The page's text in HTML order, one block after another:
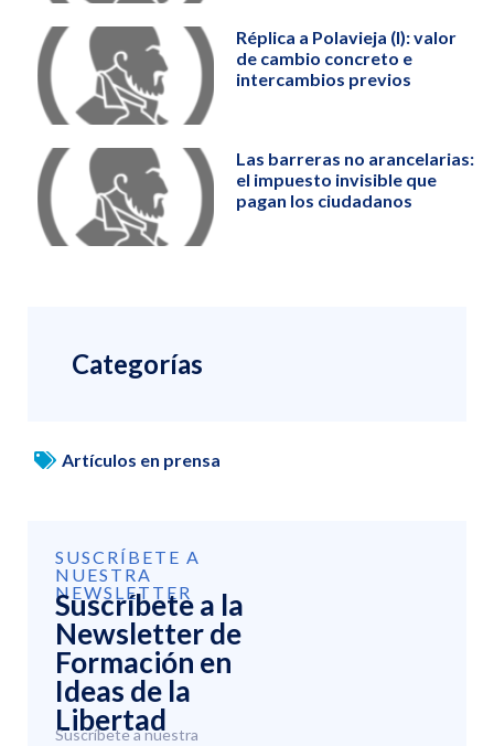
Réplica a Polavieja (I): valor
de cambio concreto e
intercambios previos
Las barreras no arancelarias:
el impuesto invisible que
pagan los ciudadanos
Categorías
Artículos en prensa
SUSCRÍBETE A
NUESTRA
NEWSLETTER
Suscríbete a la
Newsletter de
Formación en
Ideas de la
Libertad
Suscríbete a nuestra